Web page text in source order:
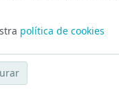
política de cookies